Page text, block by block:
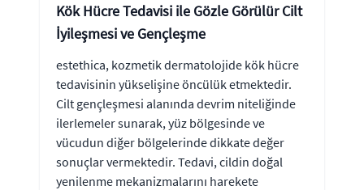
Kök Hücre Tedavisi ile Gözle Görülür Cilt
İyileşmesi ve Gençleşme
estethica, kozmetik dermatolojide kök hücre
tedavisinin yükselişine öncülük etmektedir.
Cilt gençleşmesi alanında devrim niteliğinde
ilerlemeler sunarak, yüz bölgesinde ve
vücudun diğer bölgelerinde dikkate değer
sonuçlar vermektedir. Tedavi, cildin doğal
yenilenme mekanizmalarını harekete